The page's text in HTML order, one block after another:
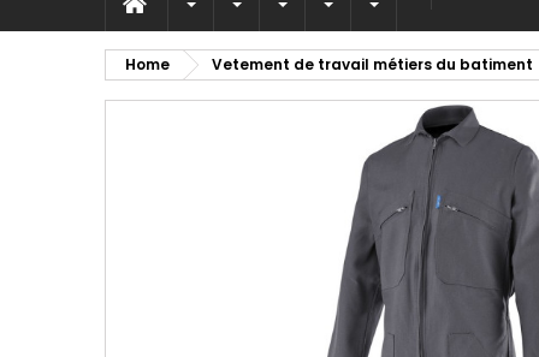
Home Vetement de travail métiers du batiment